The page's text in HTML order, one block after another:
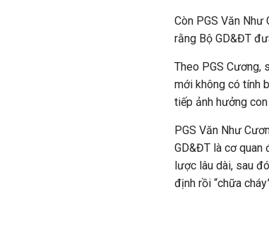
Còn PGS Văn
rằng Bộ GD&ĐT
Theo PGS Cương,
mới không có tính
tiếp ảnh hưởng
PGS Văn Như
GD&ĐT là cơ quan
lược lâu dài, sau
định rồi “chữa